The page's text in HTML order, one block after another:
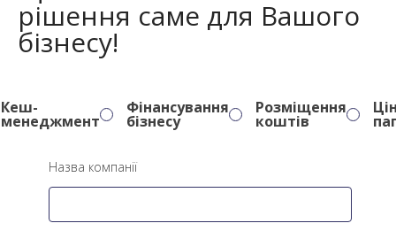
рішення саме для Вашого
бізнесу!
Кеш-
менеджмент
Фінансування
бізнесу
Розміщення
коштів
Назва компанії